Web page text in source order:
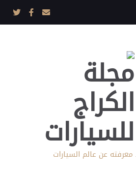
عن عالم السيارات